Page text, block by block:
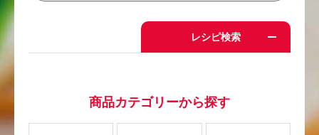
レシピ検索
商品カテゴリーから探す